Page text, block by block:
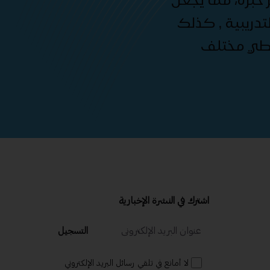
, كذلك
مختلف
اشترك في النشرة الإخبارية
التسجيل
لا أمانع في تلقي رسائل البريد الإلكتروني